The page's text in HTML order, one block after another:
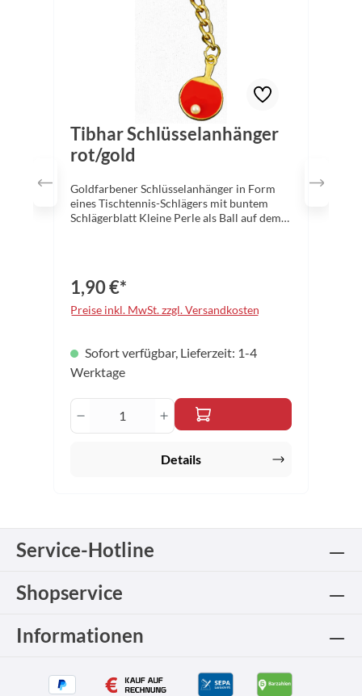
Tibhar Schlüsselanhänger
rot/gold
Goldfarbener Schlüsselanhänger in Form
eines Tischtennis-Schlägers mit buntem
Schlägerblatt Kleine Perle als Ball auf dem
1,90 €*
Preise inkl. MwSt. zzgl. Versandkosten
Sofort verfügbar, Lieferzeit: 1-4
Werktage
Produkt Anzahl: Gib den
Details
Service-Hotline
Shopservice
Informationen